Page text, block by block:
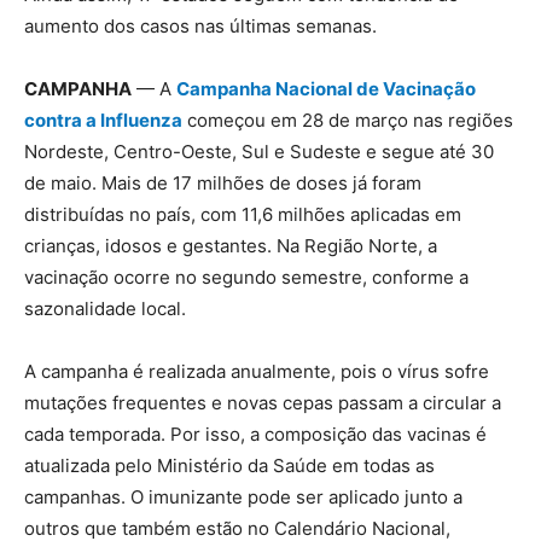
aumento dos casos nas últimas semanas.
CAMPANHA — A Campanha Nacional de Vacinação
contra a Influenza começou em 28 de março nas regiões
Nordeste, Centro-Oeste, Sul e Sudeste e segue até 30
de maio. Mais de 17 milhões de doses já foram
distribuídas no país, com 11,6 milhões aplicadas em
crianças, idosos e gestantes. Na Região Norte, a
vacinação ocorre no segundo semestre, conforme a
sazonalidade local.
A campanha é realizada anualmente, pois o vírus sofre
mutações frequentes e novas cepas passam a circular a
cada temporada. Por isso, a composição das vacinas é
atualizada pelo Ministério da Saúde em todas as
campanhas. O imunizante pode ser aplicado junto a
outros que também estão no Calendário Nacional,